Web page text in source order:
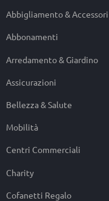
Abbigliamento & Accessori
Abbonamenti
Arredamento & Giardino
Assicurazioni
Bellezza & Salute
Mobilità
Centri Commerciali
Charity
Cofanetti Regalo